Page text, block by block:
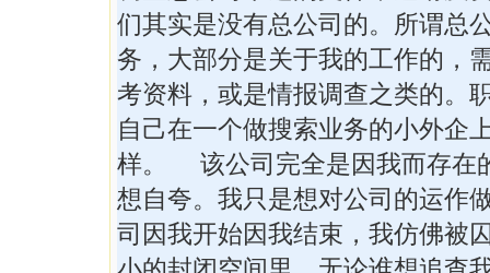
们其实是没有总公司的。所谓总
务，大部分是关于我的工作的，
考资料，或是情报调查之类的。
自己在一个做搜索业务的小外企
样。 该公司完全是因我而存
想自夸。我只是想对公司的运作
司因我开始因我结束，我仿佛被